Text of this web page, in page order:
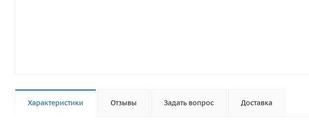
Характеристики Отзывы Задать вопрос Доставка